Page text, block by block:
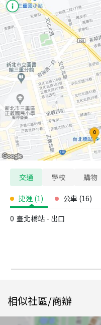
交通 學校 購物
捷運 (1) 公車 (16)
0 臺北橋站 - 出口
相似社區/商辦